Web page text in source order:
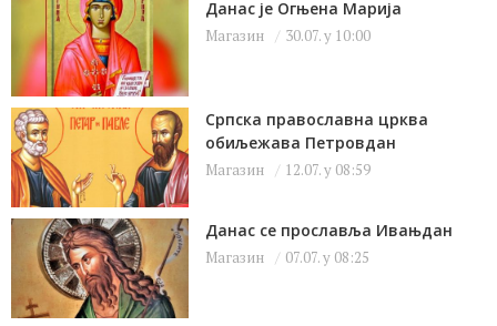
Данас је Огњена Марија
Магазин 30.07. у 10:00
Српска православна црква
обиљежава Петровдан
Магазин 12.07. у 08:59
Данас се прославља Ивањдан
Магазин 07.07. у 08:25